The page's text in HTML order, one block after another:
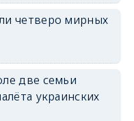
erid: 2SDnjdPjgYS
четверо мирных
две семьи
украинских